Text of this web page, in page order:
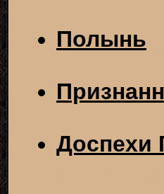
Полынь
Доспехи